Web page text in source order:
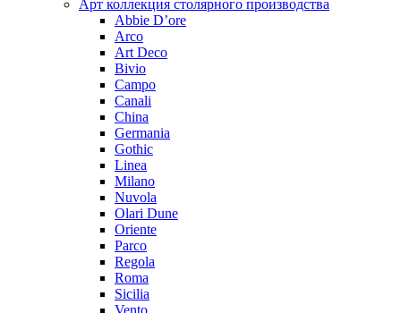
Арт коллекция столярного производства
Abbie D’ore
Arco
Art Deco
Bivio
Campo
Canali
China
Germania
Gothic
Linea
Milano
Nuvola
Olari Dune
Oriente
Parco
Regola
Roma
Sicilia
Vento